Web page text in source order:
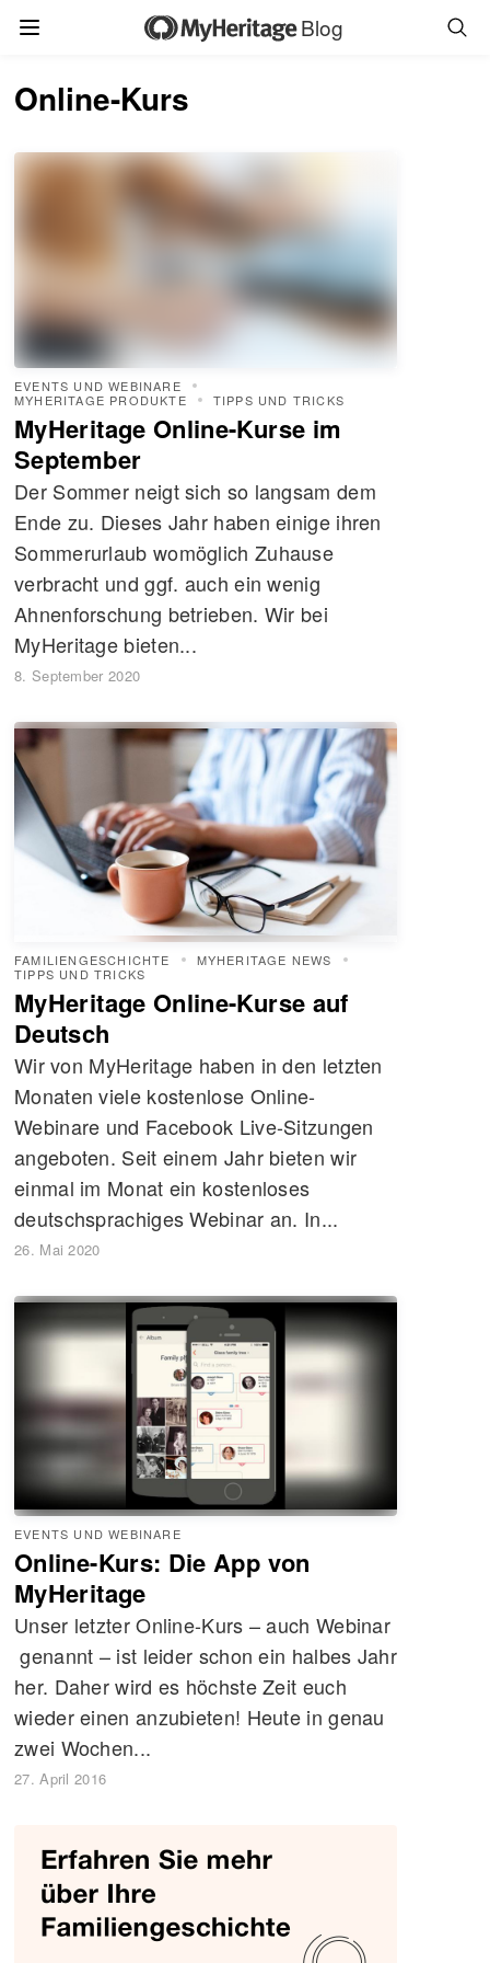
Blog
Online-Kurs
EVENTS UND WEBINARE
MYHERITAGE PRODUKTE
TIPPS UND TRICKS
MyHeritage Online-Kurse im
September
Der Sommer neigt sich so langsam dem
Ende zu. Dieses Jahr haben einige ihren
Sommerurlaub womöglich Zuhause
verbracht und ggf. auch ein wenig
Ahnenforschung betrieben. Wir bei
MyHeritage bieten...
8. September 2020
FAMILIENGESCHICHTE
MYHERITAGE NEWS
TIPPS UND TRICKS
MyHeritage Online-Kurse auf
Deutsch
Wir von MyHeritage haben in den letzten
Monaten viele kostenlose Online-
Webinare und Facebook Live-Sitzungen
angeboten. Seit einem Jahr bieten wir
einmal im Monat ein kostenloses
deutschsprachiges Webinar an. In...
26. Mai 2020
EVENTS UND WEBINARE
Online-Kurs: Die App von
MyHeritage
Unser letzter Online-Kurs – auch Webinar
genannt – ist leider schon ein halbes Jahr
her. Daher wird es höchste Zeit euch
wieder einen anzubieten! Heute in genau
zwei Wochen...
27. April 2016